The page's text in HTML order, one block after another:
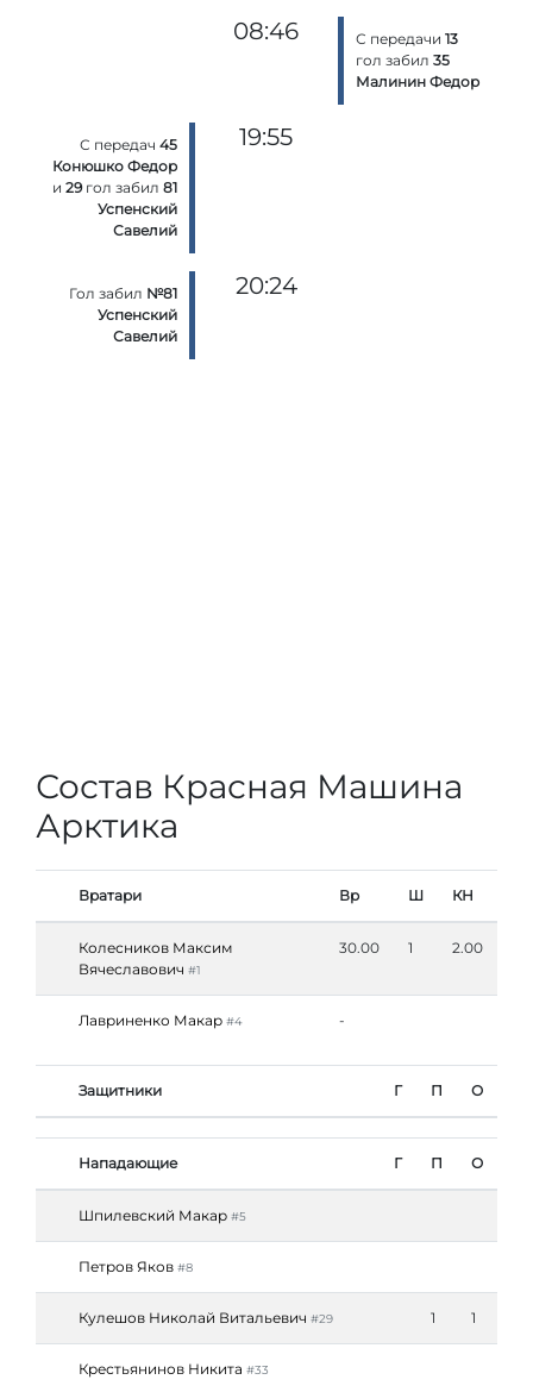
08:46 С передачи 13
гол забил 35
Малинин Федор
С передач45
Конюшко Федор
и29 гол забил81
Успенский
Савелий
19:55
Гол забил №81
Успенский
Савелий
20:24
Состав Красная Машина
Арктика
Вратари Вр Ш КН
Колесников Максим
Вячеславович #1
30.00 1 2.00
Лавриненко Макар #4 -
Защитники Г П О
Нападающие Г П О
Шпилевский Макар #5
Петров Яков #8
Кулешов Николай Витальевич #29 1 1
Крестьянинов Никита #33